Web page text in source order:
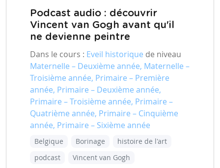
Podcast audio : découvrir
Vincent van Gogh avant qu'il
ne devienne peintre
Dans le cours : Eveil historique de niveau
Maternelle – Deuxième année, Maternelle –
Troisième année, Primaire – Première
année, Primaire – Deuxième année,
Primaire – Troisième année, Primaire –
Quatrième année, Primaire – Cinquième
année, Primaire – Sixième année
Belgique Borinage
histoire de l'art
podcast
Vincent van Gogh